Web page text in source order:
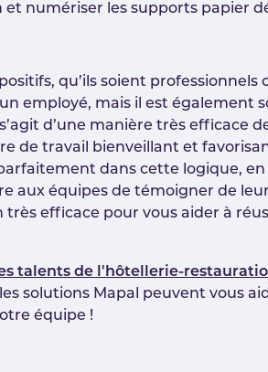
numériser les supports papier
qu’ils soient professionnels
employé, mais il est également
d’une manière très efficace
de travail bienveillant et
parfaitement dans cette logique,
aux équipes de témoigner de
efficace pour vous aider à
talents de l'hôtellerie-
solutions Mapal peuvent vous
équipe !